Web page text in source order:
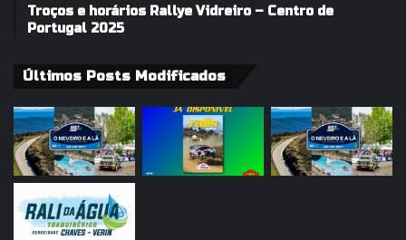
Troços e horários Rallye Vidreiro – Centro de
Portugal 2025
Últimos Posts Modificados